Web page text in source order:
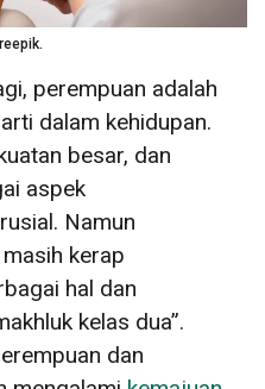
perempuan adalah
dalam kehidupan.
besar, dan
aspek
Namun
kerap
hal dan
kelas dua”.
dan